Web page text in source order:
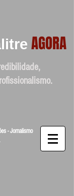
AGORA
- Jornalismo